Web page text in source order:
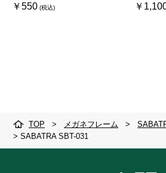
￥550 ￥
TOP > メガネフレーム >
> SABATRA SBT-031